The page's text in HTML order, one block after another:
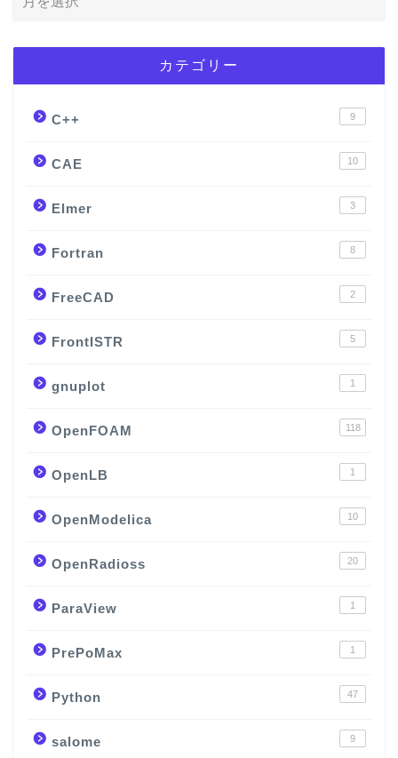
カテゴリー
C++ 9
CAE 10
Elmer 3
Fortran 8
FreeCAD 2
FrontISTR 5
gnuplot 1
OpenFOAM 118
OpenLB 1
OpenModelica 10
OpenRadioss 20
ParaView 1
PrePoMax 1
Python 47
salome 9